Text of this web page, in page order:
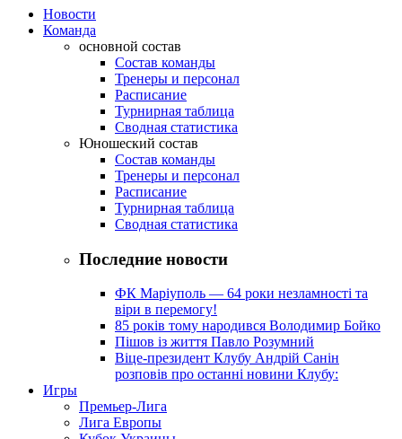
Новости
Команда
основной состав
Состав команды
Тренеры и персонал
Расписание
Турнирная таблица
Сводная статистика
Юношеский состав
Состав команды
Тренеры и персонал
Расписание
Турнирная таблица
Сводная статистика
Последние новости
ФК Маріуполь — 64 роки незламності та
віри в перемогу!
85 років тому народився Володимир Бойко
Пішов із життя Павло Розумний
Віце-президент Клубу Андрій Санін
розповів про останні новини Клубу:
Игры
Премьер-Лига
Лига Европы